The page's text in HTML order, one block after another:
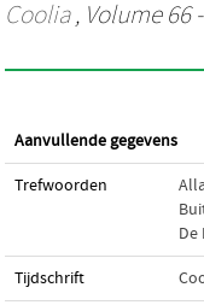
Coolia, Volume 66
Aanvullende gegevens
Trefwoorden
De
Tijdschrift